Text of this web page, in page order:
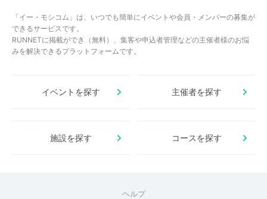
「イー・モシコム」は、いつでも簡単にイベントや会員・メンバーの募集が
できるサービスです。
RUNNETに掲載ができ（無料）、集客や申込者管理などの主催者様のお悩
みを解決できるプラットフォームです。
イベントを探す 主催者を探す
施設を探す コースを探す
ヘルプ